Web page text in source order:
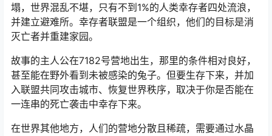
塌，世界混乱不堪，只有不到1%的人类幸存者四处流浪，
并建立避难所。幸存者联盟是一个组织，他们的目标是消
灭亡者并重建家园。
故事的主人公在7182号营地出生，那里的条件相对良好，
甚至能在野外看到未被感染的兔子。但要生存下来，并加
入联盟共同攻击城市、恢复世界秩序，取决于你是否能在
一连串的死亡袭击中幸存下来。
在世界其他地方，人们的营地分散且稀疏，需要通过水晶